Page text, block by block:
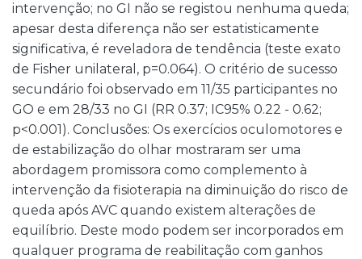
intervenção; no GI não se registou nenhuma queda;
apesar desta diferença não ser estatisticamente
significativa, é reveladora de tendência (teste exato
de Fisher unilateral, p=0.064). O critério de sucesso
secundário foi observado em 11/35 participantes no
GO e em 28/33 no GI (RR 0.37; IC95% 0.22 - 0.62;
p<0.001). Conclusões: Os exercícios oculomotores e
de estabilização do olhar mostraram ser uma
abordagem promissora como complemento à
intervenção da fisioterapia na diminuição do risco de
queda após AVC quando existem alterações de
equilíbrio. Deste modo podem ser incorporados em
qualquer programa de reabilitação com ganhos